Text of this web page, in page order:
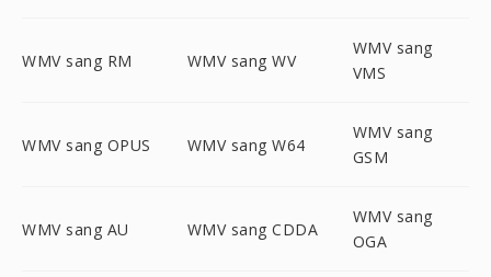
WMV sang RM WMV sang WV
WMV sang
VMS
WMV sang OPUS WMV sang W64
WMV sang
GSM
WMV sang AU WMV sang CDDA
WMV sang
OGA